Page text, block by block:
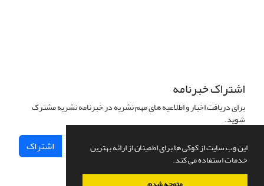
این وب سایت از کوکی ها برای اطمینان از ارائه بهترین
خدمات استفاده می کند.
اشتراک خبرنامه
برای دریافت اخبار و اطلاعیه های مهم نشریه در خبرنامه نشریه مشترک
شوید.
اشتراک